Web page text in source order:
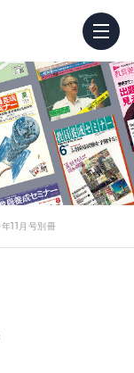
11月号別冊